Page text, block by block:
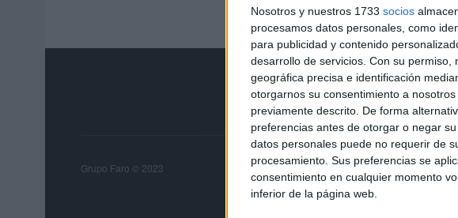
Nosotros y nuestros 1733 socios
procesamos datos personales, como
para publicidad y contenido
desarrollo de servicios. Con su permiso,
geográfica precisa e identificación
otorgarnos su consentimiento a
previamente descrito. De forma
preferencias antes de otorgar o negar
datos personales puede no requerir de
procesamiento. Sus preferencias se
consentimiento en cualquier momento
inferior de la página web.
Grupo Faro Publicidad Contacto Aviso
Grupo Faro © 2023